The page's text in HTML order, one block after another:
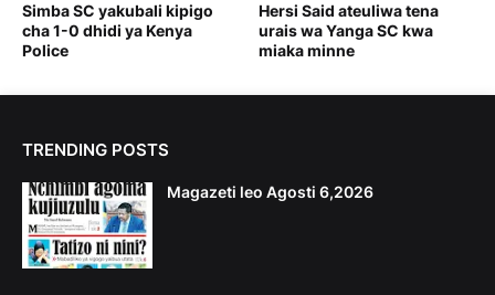
Simba SC yakubali kipigo
cha 1-0 dhidi ya Kenya
Police
Hersi Said ateuliwa tena
urais wa Yanga SC kwa
miaka minne
TRENDING POSTS
Magazeti leo Agosti 6,2026